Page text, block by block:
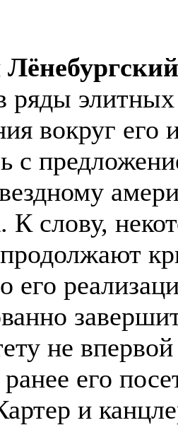
ряды
вокруг
с
. К слову,
его
не
ранее его
и